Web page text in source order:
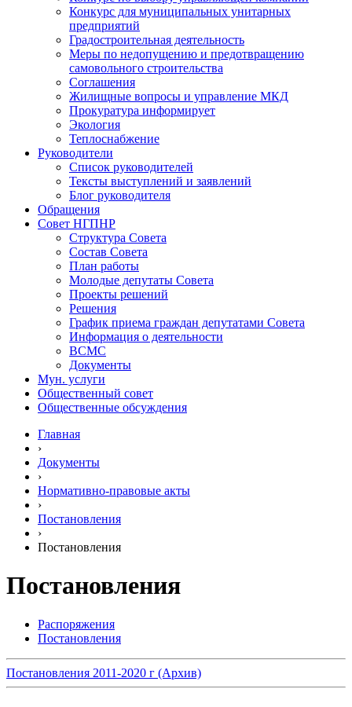
Конкурс для муниципальных унитарных
предприятий
Градостроительная деятельность
Меры по недопущению и предотвращению
самовольного строительства
Соглашения
Жилищные вопросы и управление МКД
Прокуратура информирует
Экология
Теплоснабжение
Руководители
Список руководителей
Тексты выступлений и заявлений
Блог руководителя
Обращения
Совет НГПНР
Структура Совета
Состав Совета
План работы
Молодые депутаты Совета
Проекты решений
Решения
График приема граждан депутатами Совета
Информация о деятельности
ВСМС
Документы
Мун. услуги
Общественный совет
Общественные обсуждения
Главная
›
Документы
›
Нормативно-правовые акты
›
Постановления
›
Постановления
Постановления
Распоряжения
Постановления
Постановления 2011-2020 г (Архив)